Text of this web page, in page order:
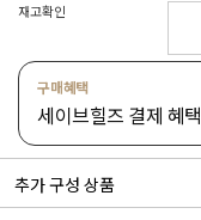
재고확인
구매혜택
세이브힐즈 결제 혜택
추가 구성 상품